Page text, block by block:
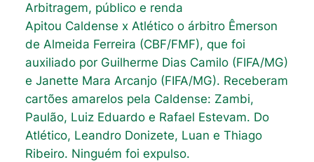
Arbitragem, público e renda
Apitou Caldense x Atlético o árbitro Êmerson
de Almeida Ferreira (CBF/FMF), que foi
auxiliado por Guilherme Dias Camilo (FIFA/MG)
e Janette Mara Arcanjo (FIFA/MG). Receberam
cartões amarelos pela Caldense: Zambi,
Paulão, Luiz Eduardo e Rafael Estevam. Do
Atlético, Leandro Donizete, Luan e Thiago
Ribeiro. Ninguém foi expulso.